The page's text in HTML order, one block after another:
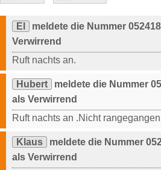
El
meldete die Nummer
Verwirrend
Ruft nachts an.
Hubert
meldete die Nummer
als Verwirrend
Ruft nachts an .Nicht
Klaus
meldete die Nummer
als Verwirrend